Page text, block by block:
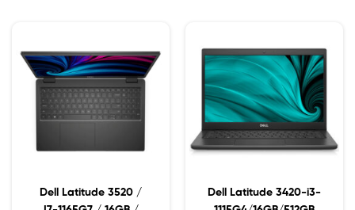
Dell Latitude 3520 /
Dell Latitude 3420-i3-